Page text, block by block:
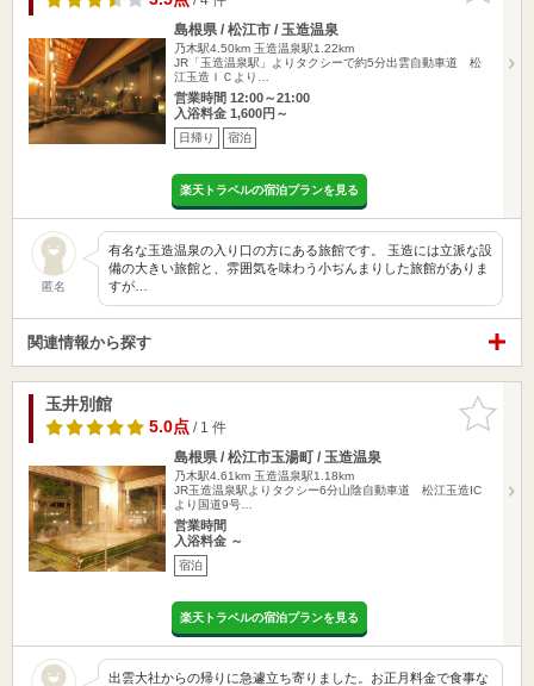
島根県 / 松江市 / 玉造温泉
乃木駅4.50km 玉造温泉駅1.22km
JR「玉造温泉駅」よりタクシーで約5分出雲自動車道 松
江玉造ＩＣより…
営業時間 12:00～21:00
入浴料金 1,600円～
日帰り 宿泊
楽天トラベルの宿泊プランを見る
匿名
有名な玉造温泉の入り口の方にある旅館です。 玉造には立派な設
備の大きい旅館と、雰囲気を味わう小ぢんまりした旅館がありま
すが…
関連情報から探す
お気に入
りに追加
玉井別館
5.0点/ 1 件
島根県 / 松江市玉湯町 / 玉造温泉
乃木駅4.61km 玉造温泉駅1.18km
JR玉造温泉駅よりタクシー6分山陰自動車道 松江玉造IC
より国道9号…
営業時間
入浴料金 ～
宿泊
楽天トラベルの宿泊プランを見る
出雲大社からの帰りに急遽立ち寄りました。お正月料金で食事な